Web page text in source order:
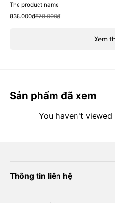
Xem
The product name
Sale
838.000₫
Regular
878.000₫
Sản phẩm đã xem
You haven't
Thông tin liên hệ